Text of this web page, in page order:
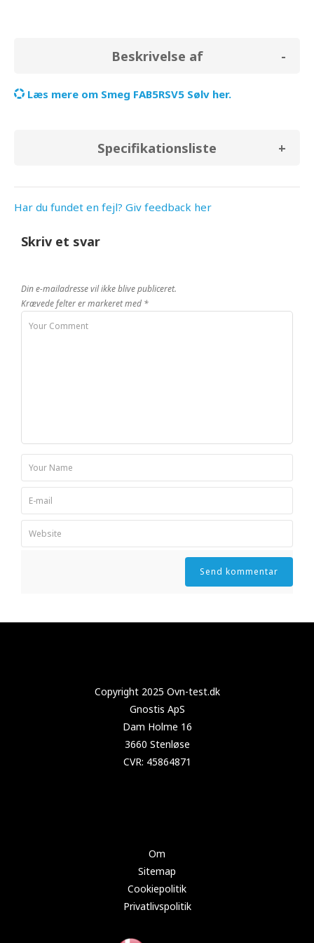
Beskrivelse af
Læs mere om Smeg FAB5RSV5 Sølv her.
Specifikationsliste
Har du fundet en fejl? Giv feedback her
Skriv et svar
Din e-mailadresse vil ikke blive publiceret.
Krævede felter er markeret med *
Om
Sitemap
Cookiepolitik
Privatlivspolitik